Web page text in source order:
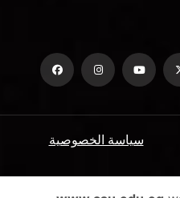
سياسة الخصوصية
الأسئلة الشائعة